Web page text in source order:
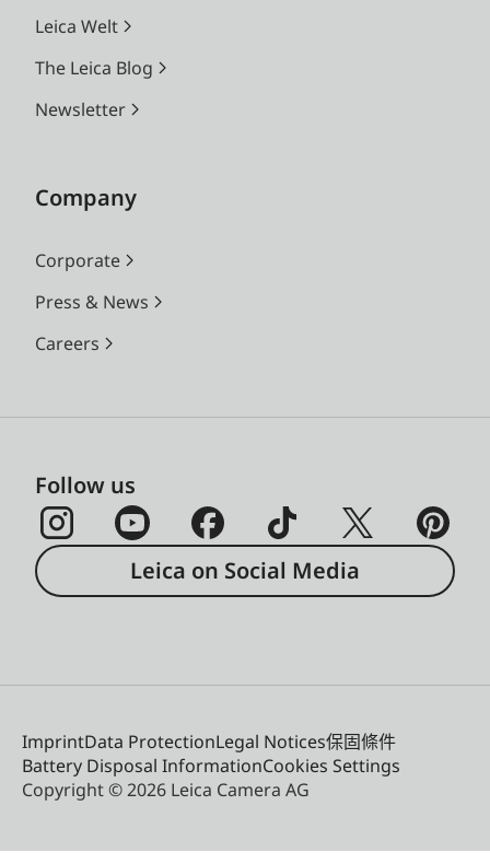
Leica Welt
The Leica Blog
Newsletter
Company
Corporate
Press & News
Careers
Follow us
Leica on Social Media
ImprintData ProtectionLegal Notices保固條件
Battery Disposal InformationCookies Settings
Copyright © 2026 Leica Camera AG